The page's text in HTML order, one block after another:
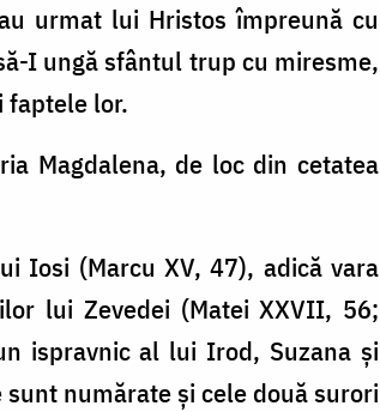
urmat lui Hristos împreună cu
I ungă sfântul trup cu miresme,
faptele lor.
Magdalena, de loc din cetatea
Iosi (Marcu XV, 47), adică vara
lui Zevedei (Matei XXVII, 56;
ispravnic al lui Irod, Suzana şi
numărate şi cele două surori